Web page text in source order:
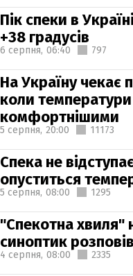
Пік спеки в
+38 градусів
6 серпня, 06:40 797
На Україну чекає
коли температури
комфортнішими
5 серпня, 20:00 11173
Спека не
опуститься
5 серпня, 08:00 1295
"Спекотна хвиля"
синоптик
4 серпня, 08:00 2335